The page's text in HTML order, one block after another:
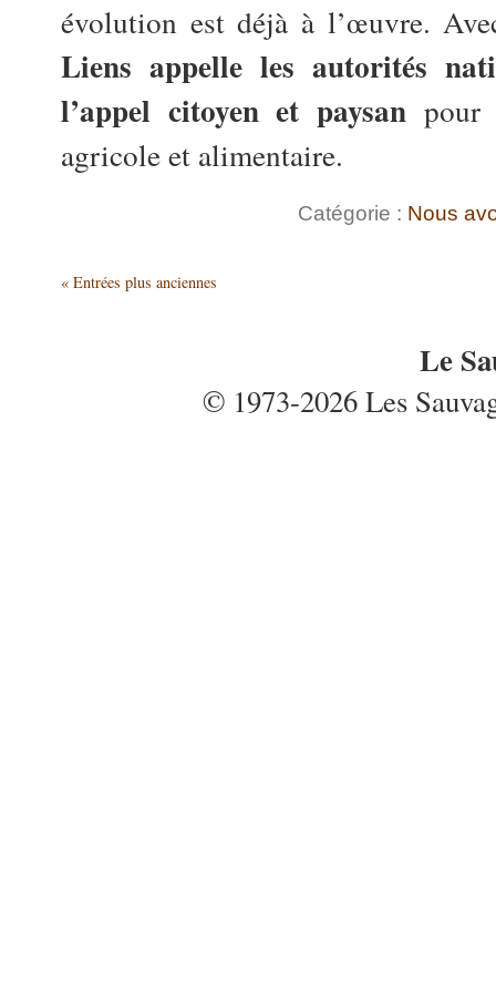
évolution est déjà à l’œuvre.
Liens appelle les autorités
l’appel citoyen et paysan pour
agricole et alimentaire.
Catégorie : Nous
« Entrées plus anciennes
Le
© 1973-2026 Les